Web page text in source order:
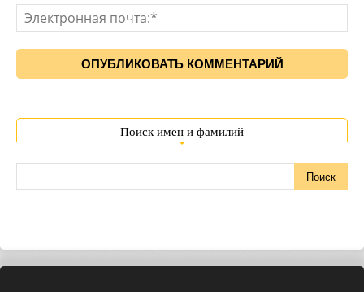
Поиск имен и фамилий